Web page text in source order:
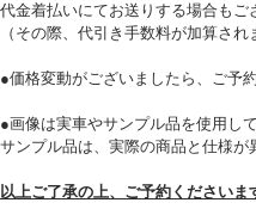
代金着払いにてお送りする場合もご
（その際、代引き手数料が加算され
●価格変動がございましたら、ご予
●画像は実車やサンプル品を使用し
サンプル品は、実際の商品と仕様が
以上ご了承の上、ご予約くださいま